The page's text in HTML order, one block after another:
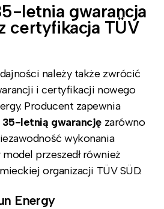
letnia gwarancja
certyfikacja TÜV
należy także zwrócić
i certyfikacji nowego
Producent zapewnia
35-letnią gwarancję zarówno
wykonania
przeszedł również
organizacji TÜV SÜD.
Energy